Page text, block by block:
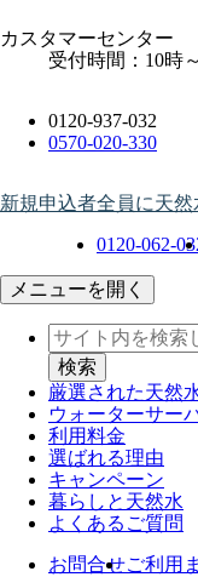
カスタマーセンター
受付時間：10時
0120-937-032
0570-020-330
新規申込者全員に天然
0120-062-
メニューを開く
厳選された天然
ウォーターサー
利用料金
選ばれる理由
キャンペーン
暮らしと天然水
よくあるご質問
お問合せご利用